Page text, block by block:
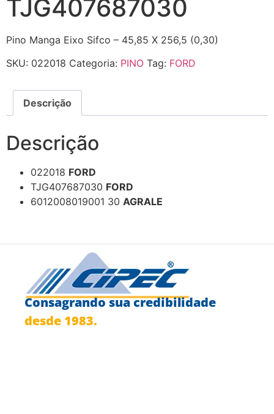
TJG407687030
Pino Manga Eixo Sifco – 45,85 X 256,5 (0,30)
SKU: 022018 Categoria: PINO Tag: FORD
Descrição
Descrição
022018 FORD
TJG407687030 FORD
6012008019001 30 AGRALE
Consagrando sua credibilidade
desde 1983.